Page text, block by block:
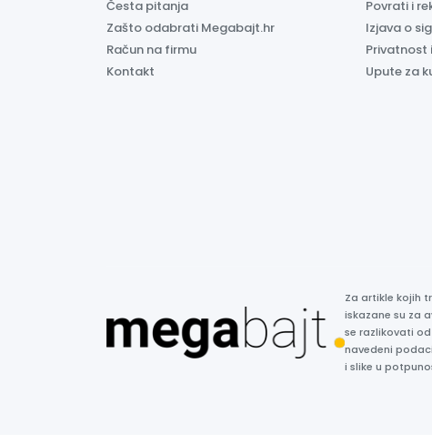
Česta pitanja
Zašto odabrati Megabajt.hr
Račun na firmu
Kontakt
Povrati i
Izjava o
Privatnost
Upute za
Za artikle kojih
iskazane su za
se razlikovati
navedeni podaci
i slike u